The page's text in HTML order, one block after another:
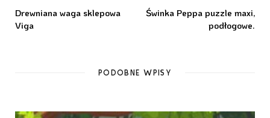
Drewniana waga sklepowa
Viga
Świnka Peppa puzzle maxi,
podłogowe.
PODOBNE WPISY